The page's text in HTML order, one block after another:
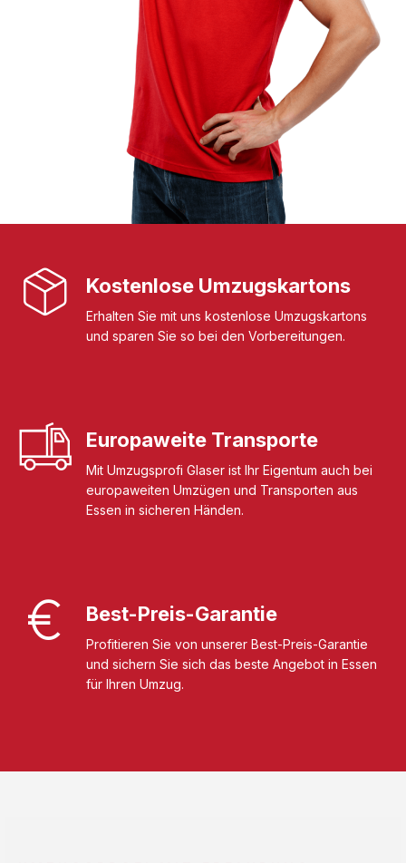
Kostenlose Umzugskartons
Erhalten Sie mit uns kostenlose Umzugskartons
und sparen Sie so bei den Vorbereitungen.
Europaweite Transporte
Mit Umzugsprofi Glaser ist Ihr Eigentum auch bei
europaweiten Umzügen und Transporten aus
Essen in sicheren Händen.
Best-Preis-Garantie
Profitieren Sie von unserer Best-Preis-Garantie
und sichern Sie sich das beste Angebot in Essen
für Ihren Umzug.